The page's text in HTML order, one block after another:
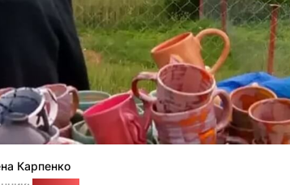
Карпенко